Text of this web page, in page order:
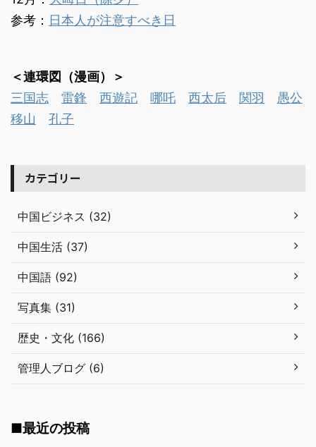
参考： 日本人が注意すべき日
＜連環図（漫画）＞
三国志
雷鋒 西遊記 哪吒 西太后 関羽
愚公
移山
孔子
カテゴリー
中国ビジネス (32)
中国生活 (37)
中国語 (92)
写真集 (31)
歴史・文化 (166)
管理人ブログ (6)
■最近の投稿